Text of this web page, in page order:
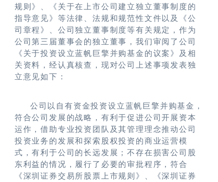
规则》、《关于在上市公司建立独立董事制度的
指导意见》等法律、法规和规范性文件以及《公
司章程》、公司独立董事制度等有关规定，作为
公司第三届董事会的独立董事，我们审阅了公司
《关于投资设立蓝帆巨擎并购基金的议案》及相
关资料，经认真核查，现对公司上述事项发表独
立意见如下：
公司以自有资金投资设立蓝帆巨擎并购基金，
符合公司发展的战略，有利于促进公司开展资本
运作，借助专业投资团队及其管理理念推动公司
投资业务的发展和探索股权投资的商业运营模
式，有利于公司的长远发展；不存在损害公司股
东利益的情况，履行了必要的审批程序，符合
《深圳证券交易所股票上市规则》、《深圳证券